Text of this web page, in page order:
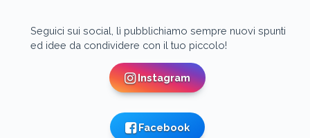
Seguici sui social, lì pubblichiamo sempre nuovi spunti
ed idee da condividere con il tuo piccolo!
Instagram
Facebook